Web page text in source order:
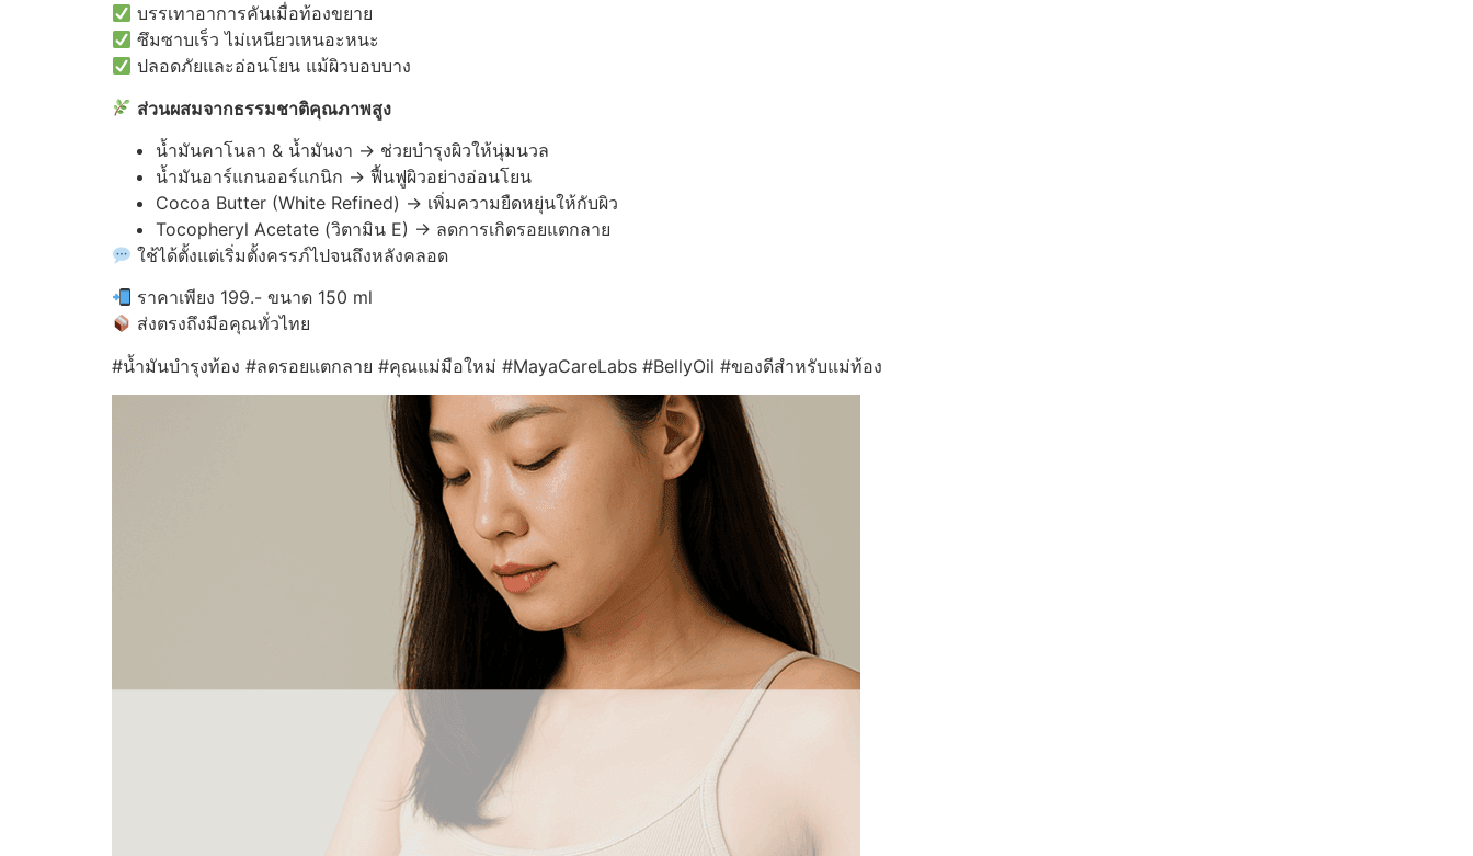
บรรเทาอาการคันเมื่อท้องขยาย
ซึมซาบเร็ว ไม่เหนียวเหนอะหนะ
ปลอดภัยและอ่อนโยน แม้ผิวบอบบาง
ส่วนผสมจากธรรมชาติคุณภาพสูง
น้ำมันคาโนลา & น้ำมันงา → ช่วยบำรุงผิวให้นุ่มนวล
น้ำมันอาร์แกนออร์แกนิก → ฟื้นฟูผิวอย่างอ่อนโยน
Cocoa Butter (White Refined) → เพิ่มความยืดหยุ่นให้กับผิว
Tocopheryl Acetate (วิตามิน E) → ลดการเกิดรอยแตกลาย
ใช้ได้ตั้งแต่เริ่มตั้งครรภ์ไปจนถึงหลังคลอด
ราคาเพียง 199.- ขนาด 150 ml
ส่งตรงถึงมือคุณทั่วไทย
#น้ำมันบำรุงท้อง #ลดรอยแตกลาย #คุณแม่มือใหม่ #MayaCareLabs #BellyOil #ของดีสำหรับแม่ท้อง